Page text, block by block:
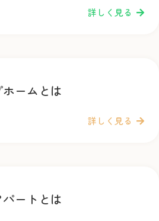
詳しく見る
ームとは
詳しく見る
ートとは